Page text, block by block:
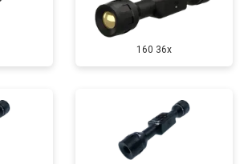
160 36x